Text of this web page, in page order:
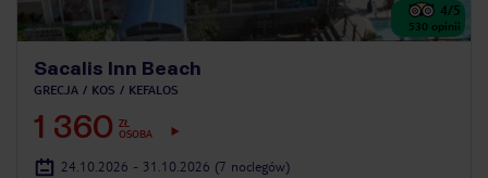
4/5
530 opinii
Sacalis Inn Beach
GRECJA KOS KEFALOS
1 360 ZŁ
OSOBA
24.10.2026 - 31.10.2026 (7 noclegów)